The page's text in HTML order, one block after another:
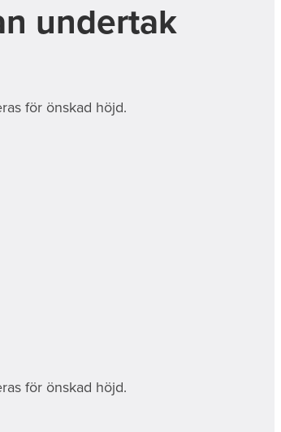
undertak
för önskad höjd.
för önskad höjd.